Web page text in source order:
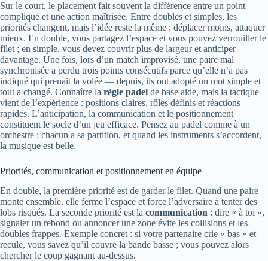
Sur le court, le placement fait souvent la différence entre un point
compliqué et une action maîtrisée. Entre doubles et simples, les
priorités changent, mais l’idée reste la même : déplacer moins, attaquer
mieux. En double, vous partagez l’espace et vous pouvez verrouiller le
filet ; en simple, vous devez couvrir plus de largeur et anticiper
davantage. Une fois, lors d’un match improvisé, une paire mal
synchronisée a perdu trois points consécutifs parce qu’elle n’a pas
indiqué qui prenait la volée — depuis, ils ont adopté un mot simple et
tout a changé. Connaître la règle padel de base aide, mais la tactique
vient de l’expérience : positions claires, rôles définis et réactions
rapides. L’anticipation, la communication et le positionnement
constituent le socle d’un jeu efficace. Pensez au padel comme à un
orchestre : chacun a sa partition, et quand les instruments s’accordent,
la musique est belle.
Priorités, communication et positionnement en équipe
En double, la première priorité est de garder le filet. Quand une paire
monte ensemble, elle ferme l’espace et force l’adversaire à tenter des
lobs risqués. La seconde priorité est la communication : dire « à toi »,
signaler un rebond ou annoncer une zone évite les collisions et les
doubles frappes. Exemple concret : si votre partenaire crie « bas » et
recule, vous savez qu’il couvre la bande basse ; vous pouvez alors
chercher le coup gagnant au-dessus.